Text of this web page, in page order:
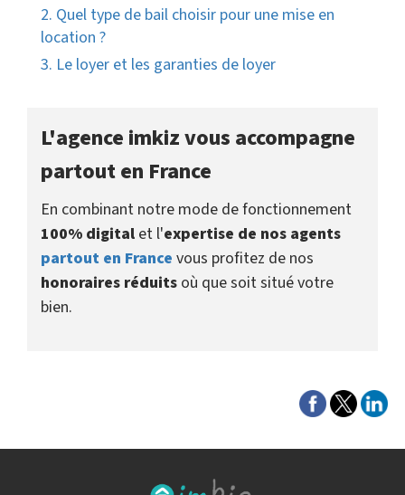
2. Quel type de bail choisir pour une mise en
location ?
3. Le loyer et les garanties de loyer
L'agence imkiz vous accompagne
partout en France
En combinant notre mode de fonctionnement
100% digital et l'expertise de nos agents
partout en France vous profitez de nos
honoraires réduits où que soit situé votre
bien.